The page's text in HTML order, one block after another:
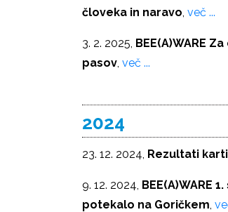
človeka in naravo, več ...
3. 2. 2025, BEE(A)WARE
pasov, več ...
2024
23. 12. 2024, Rezultati
9. 12. 2024, BEE(A)WARE
potekalo na Goričkem,